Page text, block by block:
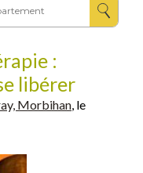
:
libérer
Morbihan, le